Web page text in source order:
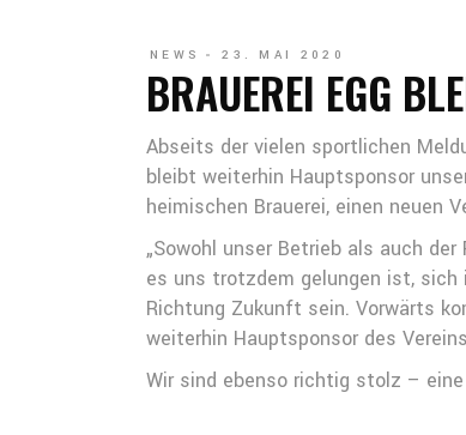
NEWS 23. MAI 2020
BRAUEREI EGG
Abseits der vielen sportlichen
bleibt weiterhin Hauptsponsor
heimischen Brauerei, einen neuen
„Sowohl unser Betrieb als auch
es uns trotzdem gelungen ist, sich
Richtung Zukunft sein. Vorwärts
weiterhin Hauptsponsor des
Wir sind ebenso richtig stolz –